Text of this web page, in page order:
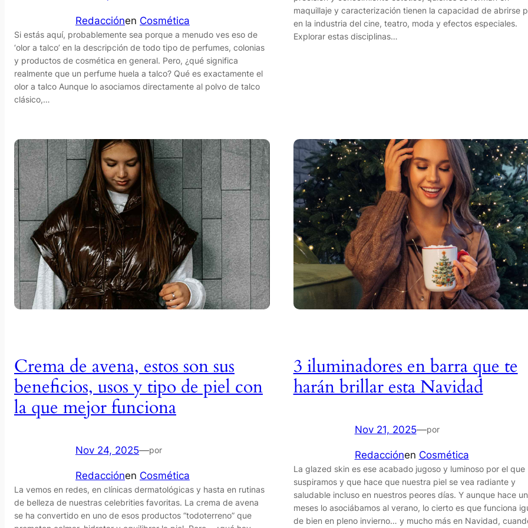
Redacciónen Cosmética
Si estás aquí, probablemente sea porque a menudo ves eso de
‘olor a talco’ en la descripción de todo tipo de perfumes, colonias
y productos de cosmética en general. Pero, ¿qué significa
realmente que un perfume huela a talco? Qué es exactamente el
olor a talco Aunque lo asociamos directamente al polvo de talco
clásico,…
maquillaje y caracterización tienen la capacidad de abrirse
en la industria del cine, teatro, moda y efectos especiales.
Explorar estas disciplinas…
Crema de avena, estos son sus
beneficios, usos y tipo de piel con
la que mejor funciona
Nov 24, 2025—por
Redacciónen Cosmética
La vemos en redes, en clínicas dermatológicas y hasta en rutinas
de belleza de nuestras celebrities favoritas. La crema de avena
se ha convertido en uno de esos productos “todoterreno” que
3 iluminadores en barra que te
harán brillar esta Navidad
Nov 21, 2025—por
Redacciónen Cosmética
La glazed skin es ese acabado jugoso y luminoso por el que
suspiramos y que hace que nuestra piel se vea radiante y
saludable incluso en nuestros peores días. Y aunque hace
meses lo asociábamos al verano, lo cierto es que funciona
de bien en pleno invierno… y mucho más en Navidad,